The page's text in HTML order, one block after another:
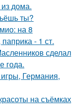
дома.
ты?
на 8
- 1 ст.
сделал
года.
Германия,
на съёмках